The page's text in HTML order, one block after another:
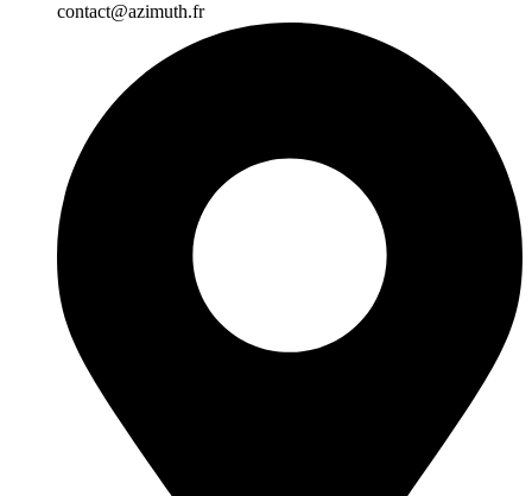
contact@azimuth.fr